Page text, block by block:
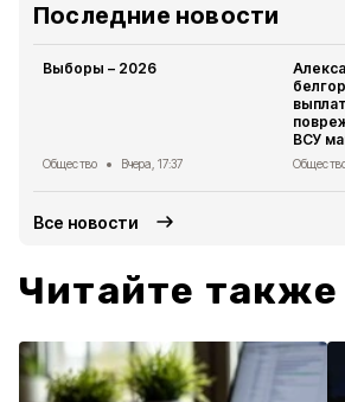
Последние новости
Выборы – 2026
Общество Вчера, 17:37
ВСУ
Все новости
Читайте также